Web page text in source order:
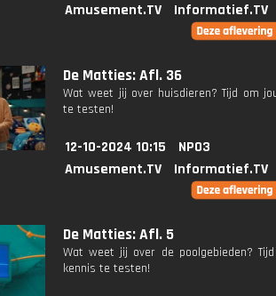
Amusement.TV
Informatief.TV
De Matties: Afl. 36
Wat weet jij over huisdieren? Tijd om
te testen!
12-10-2024 10:15
NPO3
Amusement.TV
Informatief.TV
De Matties: Afl. 5
Wat weet jij over de poolgebieden?
kennis te testen!